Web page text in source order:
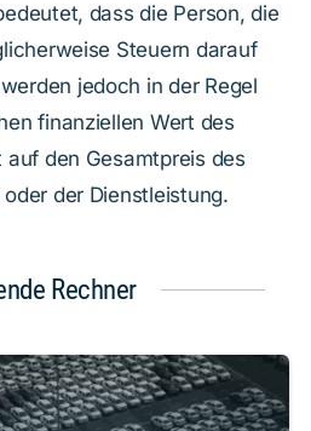
dass die Person, die
Steuern darauf
jedoch in der Regel
finanziellen Wert des
den Gesamtpreis des
der Dienstleistung.
Rechner